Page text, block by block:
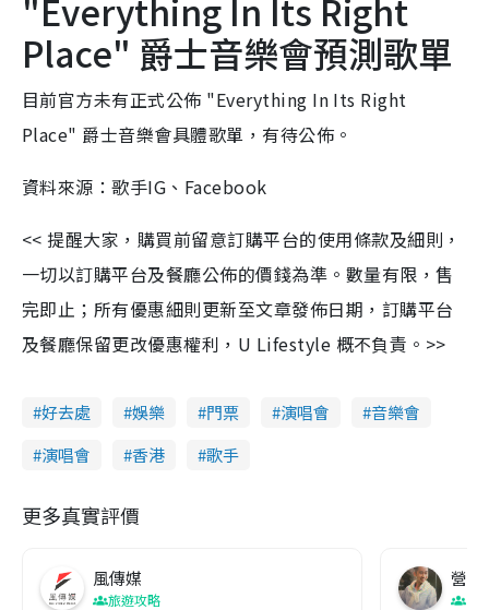
"Everything In Its Right
Place" 爵士音樂會預測歌單
目前官方未有正式公佈 "Everything In Its Right
Place" 爵士音樂會具體歌單，有待公佈。
資料來源：歌手IG、Facebook
<< 提醒大家，購買前留意訂購平台的使用條款及細則，
一切以訂購平台及餐廳公佈的價錢為準。數量有限，售
完即止；所有優惠細則更新至文章發佈日期，訂購平台
及餐廳保留更改優惠權利，U Lifestyle 概不負責。>>
好去處 娛樂 門票 演唱會
音樂會
演唱會
香港 歌手
更多真實評價
風傳媒
旅遊攻略
營養